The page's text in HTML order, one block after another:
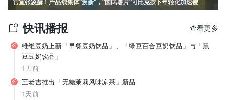
官宣张凌赫！产品线集体“焕新”，“国民薯片”可比克按下年轻化加速键
快讯播报 查看更多
维维豆奶上新「早餐豆奶饮品」、「绿豆百合豆奶饮品」与「黑
豆豆奶饮品」
1天前
王老吉推出「无糖茉莉风味凉茶」新品
1天前